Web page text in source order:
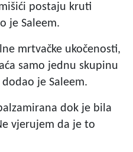
postaju kruti
je Saleem.
mrtvačke ukočenosti,
samo jednu skupinu
je Saleem.
dok je bila
vjerujem da je to